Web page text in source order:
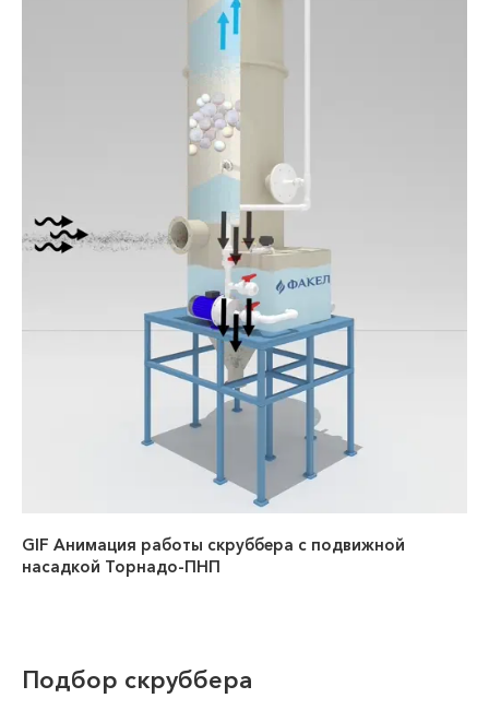
GIF Анимация работы скруббера с подвижной
насадкой Торнадо-ПНП
Подбор скруббера